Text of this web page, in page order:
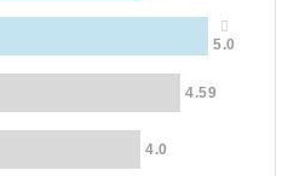
5.0
4.59
4.0